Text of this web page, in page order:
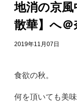
地消の京
散華】へ＠
2019年11月07日
食欲の秋。
何を頂いても美